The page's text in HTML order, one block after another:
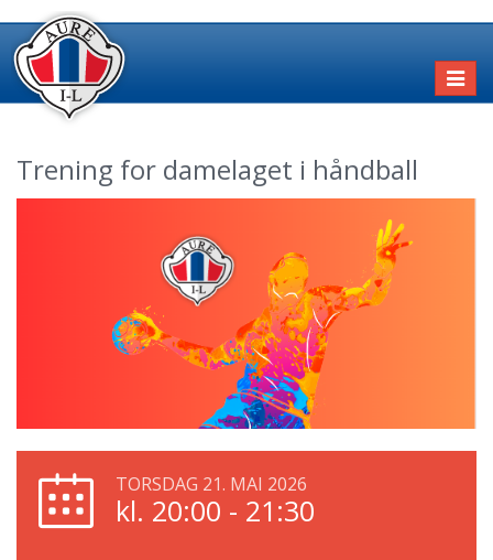
Trening for damelaget i håndball
TORSDAG 21. MAI 2026
kl. 20:00 - 21:30